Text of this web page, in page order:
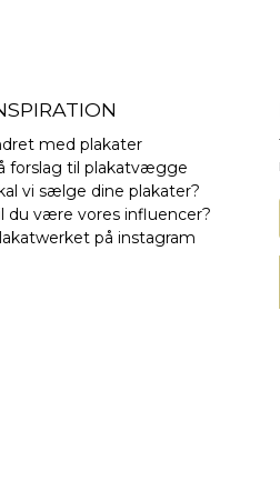
med plakater
forslag til plakatvægge
vi sælge dine plakater?
du være vores influencer?
på instagram